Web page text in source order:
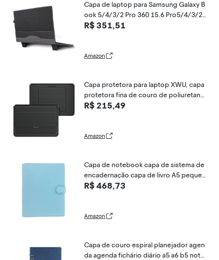
Capa de laptop para Samsung Galaxy B
ook 5/4/3/2 Pro 360 15.6 Pro5/4/3/2
NP950 NT955 NP750 Bolsa de PU com s
R$ 351,51
Amazon
Capa protetora para laptop XWU, capa
protetora fina de couro de poliuretano
com suporte para notebook HP, Lenov
R$ 215,49
Amazon
Capa de notebook capa de sistema de
encadernação capa de livro A5 pequen
a capa de diário papelaria de escritório,
R$ 468,73
Amazon
Capa de couro espiral planejador agen
da agenda fichário diário a5 a6 b5 note